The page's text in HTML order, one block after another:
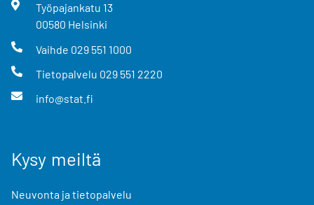
Työpajankatu 13
00580 Helsinki
Vaihde 029 551 1000
Tietopalvelu 029 551 2220
info@stat.fi
Kysy meiltä
Neuvonta ja tietopalvelu